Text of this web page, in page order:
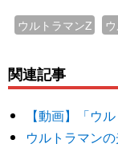
ウルトラマンZ
関連記事
【動画】「ウ
ウルトラマン